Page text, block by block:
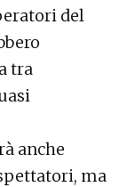
del
tra
anche
ma